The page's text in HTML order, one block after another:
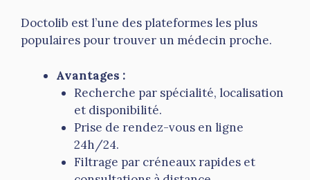
Doctolib est l’une des plateformes les plus
populaires pour trouver un médecin proche.
Avantages :
Recherche par spécialité, localisation
et disponibilité.
Prise de rendez-vous en ligne
24h/24.
Filtrage par créneaux rapides et